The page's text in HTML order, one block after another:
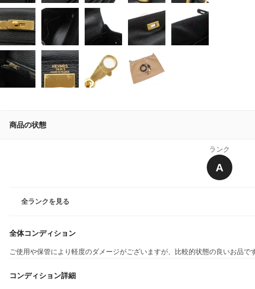
商品の状態
ランク
A
全ランクを見る
全体コンディション
ご使用や保管により軽度のダメージがございますが、比較的状態の良いお品
コンディション詳細